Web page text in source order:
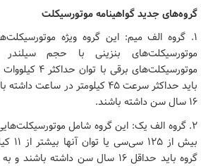
گروه‌های جدید گواهینامه موتورسیکلت
۱. گروه الف میم: این گروه ویژه
موتورسیکلت‌های
باید حداکثر سرعت ۴۵ کیلومتر در
۱۶ سال سن داشته باشند.
۲. گروه الف یک: این گروه شامل
بیش
گروه باید حداقل ۱۶ سال سن داشته